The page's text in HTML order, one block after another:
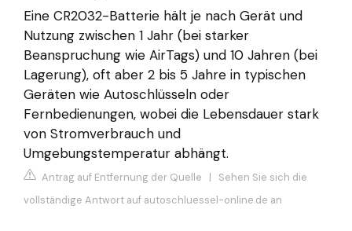
Eine CR2032-Batterie hält je nach Gerät und
Nutzung zwischen 1 Jahr (bei starker
Beanspruchung wie AirTags) und 10 Jahren (bei
Lagerung), oft aber 2 bis 5 Jahre in typischen
Geräten wie Autoschlüsseln oder
Fernbedienungen, wobei die Lebensdauer stark
von Stromverbrauch und
Umgebungstemperatur abhängt.
Antrag auf Entfernung der Quelle | Sehen Sie sich die
vollständige Antwort auf autoschluessel-online.de an